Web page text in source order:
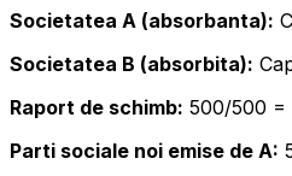
Societatea A (absorbanta):
Societatea B (absorbita):
Raport de schimb: 500/500 =
Parti sociale noi emise de A: